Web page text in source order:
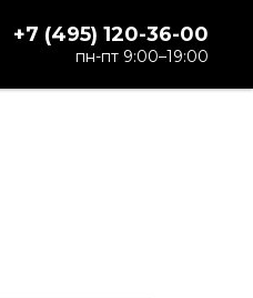
+7 (495) 120-36-00
пн-пт 9:00–19:00